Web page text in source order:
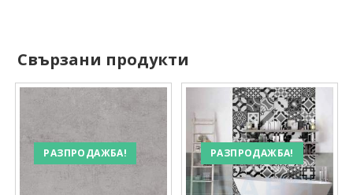
Свързани продукти
РАЗПРОДАЖБА! РАЗПРОДАЖБА!